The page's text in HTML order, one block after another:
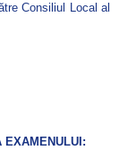
Consiliul Local al
EXAMENULUI: